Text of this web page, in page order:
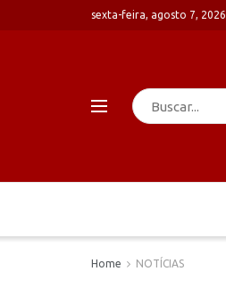
sexta-feira, agosto 7, 2026
Home NOTÍCIAS